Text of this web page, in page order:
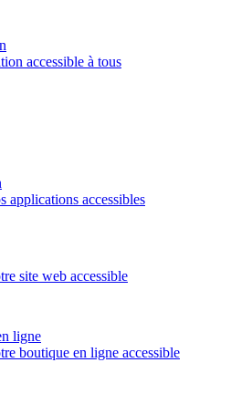
accessible à tous
applications accessibles
site web accessible
ligne
boutique en ligne accessible